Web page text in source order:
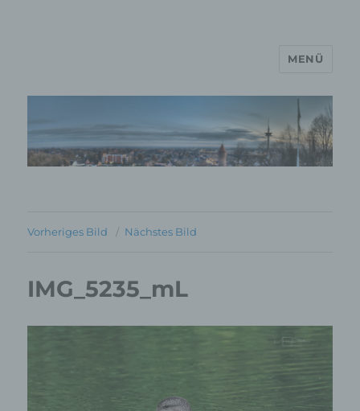
MP Mario Porten Beratung
Training Coaching
MENÜ
Vorheriges Bild Nächstes Bild
IMG_5235_mL